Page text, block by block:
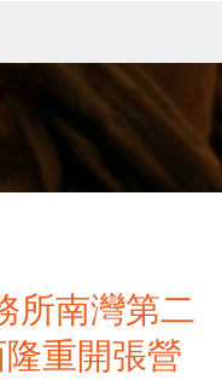
所南灣第二
重開張營